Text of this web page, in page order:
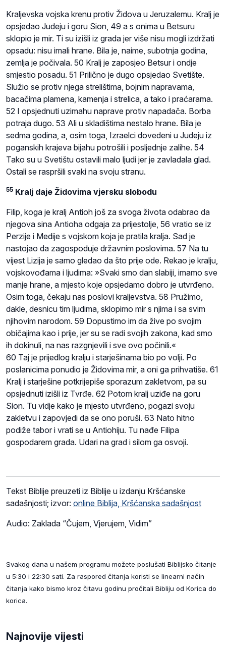
Kraljevska vojska krenu protiv Židova u Jeruzalemu. Kralj je
opsjedao Judeju i goru Sion, 49 a s onima u Betsuru
sklopio je mir. Ti su izišli iz grada jer više nisu mogli izdržati
opsadu: nisu imali hrane. Bila je, naime, subotnja godina,
zemlja je počivala. 50 Kralj je zaposjeo Betsur i ondje
smjestio posadu. 51 Prilično je dugo opsjedao Svetište.
Služio se protiv njega strelištima, bojnim napravama,
bacačima plamena, kamenja i strelica, a tako i praćarama.
52 I opsjednuti uzimahu naprave protiv napadača. Borba
potraja dugo. 53 Ali u skladištima nestalo hrane. Bila je
sedma godina, a, osim toga, Izraelci dovedeni u Judeju iz
poganskih krajeva bijahu potrošili i posljednje zalihe. 54
Tako su u Svetištu ostavili malo ljudi jer je zavladala glad.
Ostali se raspršili svaki na svoju stranu.
55 Kralj daje Židovima vjersku slobodu
Filip, koga je kralj Antioh još za svoga života odabrao da
njegova sina Antioha odgaja za prijestolje, 56 vratio se iz
Perzije i Medije s vojskom koja je pratila kralja. Sad je
nastojao da zagospoduje državnim poslovima. 57 Na tu
vijest Lizija je samo gledao da što prije ode. Rekao je kralju,
vojskovođama i ljudima: »Svaki smo dan slabiji, imamo sve
manje hrane, a mjesto koje opsjedamo dobro je utvrđeno.
Osim toga, čekaju nas poslovi kraljevstva. 58 Pružimo,
dakle, desnicu tim ljudima, sklopimo mir s njima i sa svim
njihovim narodom. 59 Dopustimo im da žive po svojim
običajima kao i prije, jer su se radi svojih zakona, kad smo
ih dokinuli, na nas razgnjevili i sve ovo počinili.«
60 Taj je prijedlog kralju i starješinama bio po volji. Po
poslanicima ponudio je Židovima mir, a oni ga prihvatiše. 61
Kralj i starješine potkrijepiše sporazum zakletvom, pa su
opsjednuti izišli iz Tvrđe. 62 Potom kralj uziđe na goru
Sion. Tu vidje kako je mjesto utvrđeno, pogazi svoju
zakletvu i zapovjedi da se ono poruši. 63 Nato hitno
podiže tabor i vrati se u Antiohiju. Tu nađe Filipa
gospodarem grada. Udari na grad i silom ga osvoji.
Tekst Biblije preuzeti iz Biblije u izdanju Kršćanske
sadašnjosti; izvor: online Biblija, Kršćanska sadašnjost
Audio: Zaklada “Čujem, Vjerujem, Vidim”
Svakog dana u našem programu možete poslušati Biblijsko čitanje
u 5:30 i 22:30 sati. Za raspored čitanja koristi se linearni način
čitanja kako bismo kroz čitavu godinu pročitali Bibliju od Korica do
korica.
Najnovije vijesti